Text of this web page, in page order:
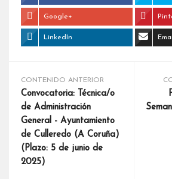
Google+
LinkedIn Email
CONTENIDO ANTERIOR
Convocatoria: Técnica/o
de Administración
General - Ayuntamiento
de Culleredo (A Coruña)
(Plazo: 5 de junio de
2025)